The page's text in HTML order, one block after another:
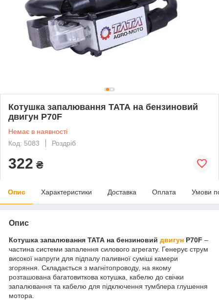
Котушка запалювання ТАТА на бензиновий
двигун P70F
Немає в наявності
Код: 5083
Роздріб
322 ₴
Опис Характеристики Доставка Оплата Умови
Опис
Котушка запалювання ТАТА на бензиновий двигун P70F –
частина системи запалення силового агрегату. Генерує струм
високої напруги для підпалу паливної суміші камери
згоряння. Складається з магнітопроводу, на якому
розташована багатовиткова котушка, кабелю до свічки
запалювання та кабелю для підключення тумблера глушення
мотора.